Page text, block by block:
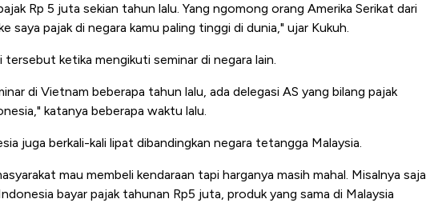
Rp 5 juta sekian tahun lalu. Yang ngomong orang Amerika Serikat dari
pajak di negara kamu paling tinggi di dunia," ujar Kukuh.
ketika mengikuti seminar di negara lain.
di Vietnam beberapa tahun lalu, ada delegasi AS yang bilang pajak
katanya beberapa waktu lalu.
juga berkali-kali lipat dibandingkan negara tetangga Malaysia.
mau membeli kendaraan tapi harganya masih mahal. Misalnya saja
bayar pajak tahunan Rp5 juta, produk yang sama di Malaysia